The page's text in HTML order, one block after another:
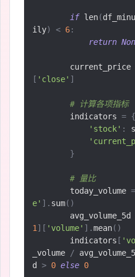
if len(
ily) < 6:
return
[ 'close' ]
# 计算各项指标
indicators = {
'stock' :
}
# 量比
today_volume =
e' ]. sum()
1 ][ 'volume' ].mean()
indicators [
_volume
/
d > 0 else 0